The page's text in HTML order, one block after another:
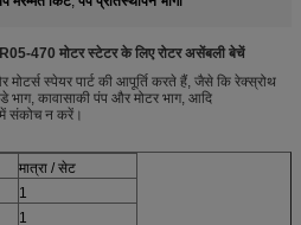
470 मोटर स्टेटर के लिए रोटर असेंबली बेचें
स्पेयर पार्ट की आपूर्ति करते हैं, जैसे कि रेक्स्रोथ
भाग, कावासाकी पंप और मोटर भाग, आदि
संकोच न करें।
मात्रा / सेट
1
1